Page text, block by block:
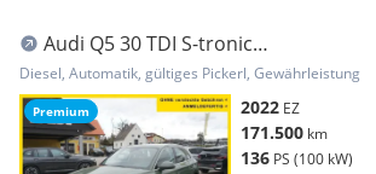
Premium
Audi Q5 30 TDI S-tronic
*MATRIX+LEDER+VIRTUAL*
Diesel, Automatik, gültiges Pickerl, Gewährleistung
2022 EZ
171.500 km
136 PS (100 kW)